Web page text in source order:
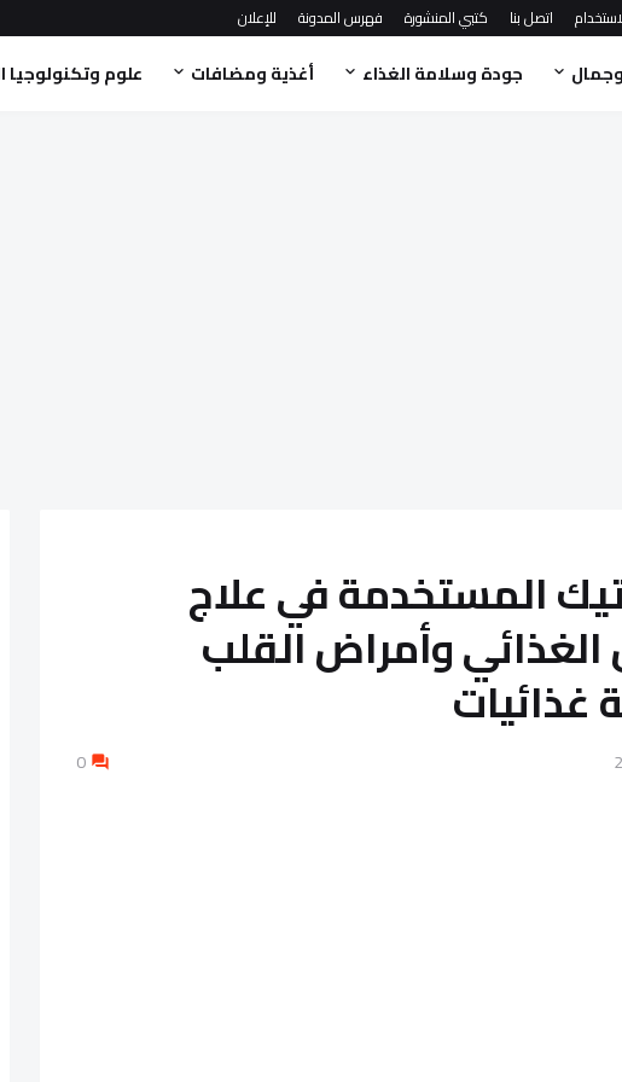
اتصل بنا كتبي المنشورة فهرس المدونة للإعلان
جودة وسلامة الغذاء أغذية ومضافات علوم وتكنولوجيا
المستخدمة في علاج
الغذائي وأمراض القلب
غذائيات
0